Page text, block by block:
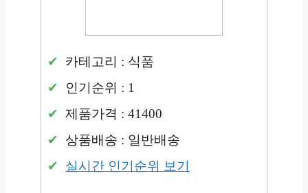
카테고리 : 식품
인기순위 : 1
제품가격 : 41400
상품배송 : 일반배송
실시간 인기순위 보기